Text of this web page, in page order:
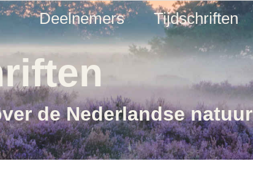
Deelnemers Tijdschriften
de Nederlandse natuur